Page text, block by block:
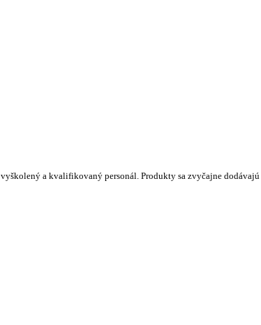
vyškolený a kvalifikovaný personál. Produkty sa zvyčajne dodávajú